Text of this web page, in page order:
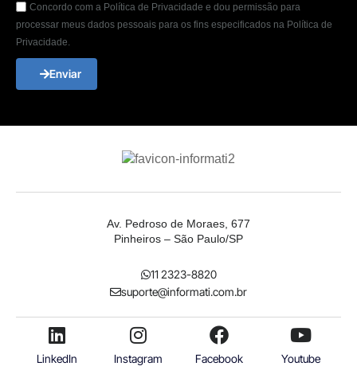
Concordo com a Política de Privacidade e dou permissão para
processar meus dados pessoais para os fins especificados na Política de
Privacidade.
Enviar
Av. Pedroso de Moraes, 677
Pinheiros – São Paulo/SP
11 2323-8820
suporte@informati.com.br
LinkedIn Instagram Facebook Youtube